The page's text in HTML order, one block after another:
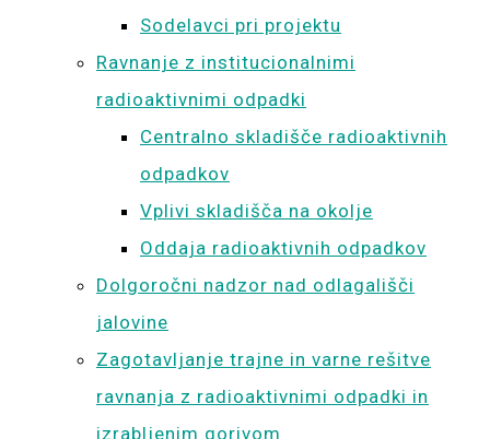
Sodelavci pri projektu
Ravnanje z institucionalnimi
radioaktivnimi odpadki
Centralno skladišče radioaktivnih
odpadkov
Vplivi skladišča na okolje
Oddaja radioaktivnih odpadkov
Dolgoročni nadzor nad odlagališči
jalovine
Zagotavljanje trajne in varne rešitve
ravnanja z radioaktivnimi odpadki in
izrabljenim gorivom